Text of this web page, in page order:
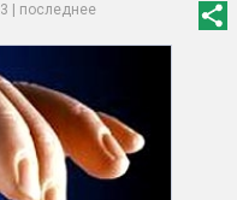
| последнее